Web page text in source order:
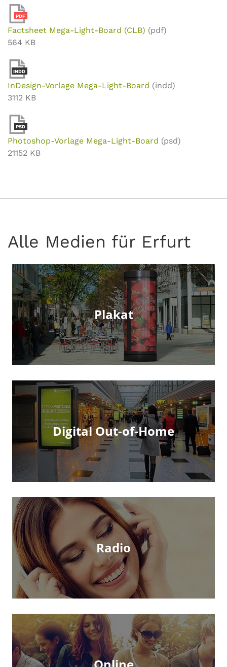
PDF
Factsheet Mega-Light-Board (CLB) (pdf)
564 KB
INDD
InDesign-Vorlage Mega-Light-Board (indd)
3112 KB
PSD
Photoshop-Vorlage Mega-Light-Board (psd)
21152 KB
Alle Medien für Erfurt
Plakat
Digital Out-of-Home
Radio